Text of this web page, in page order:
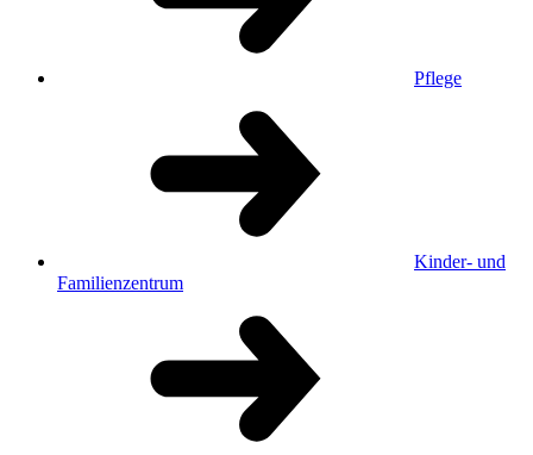
Pflege
Kinder- und
Familienzentrum